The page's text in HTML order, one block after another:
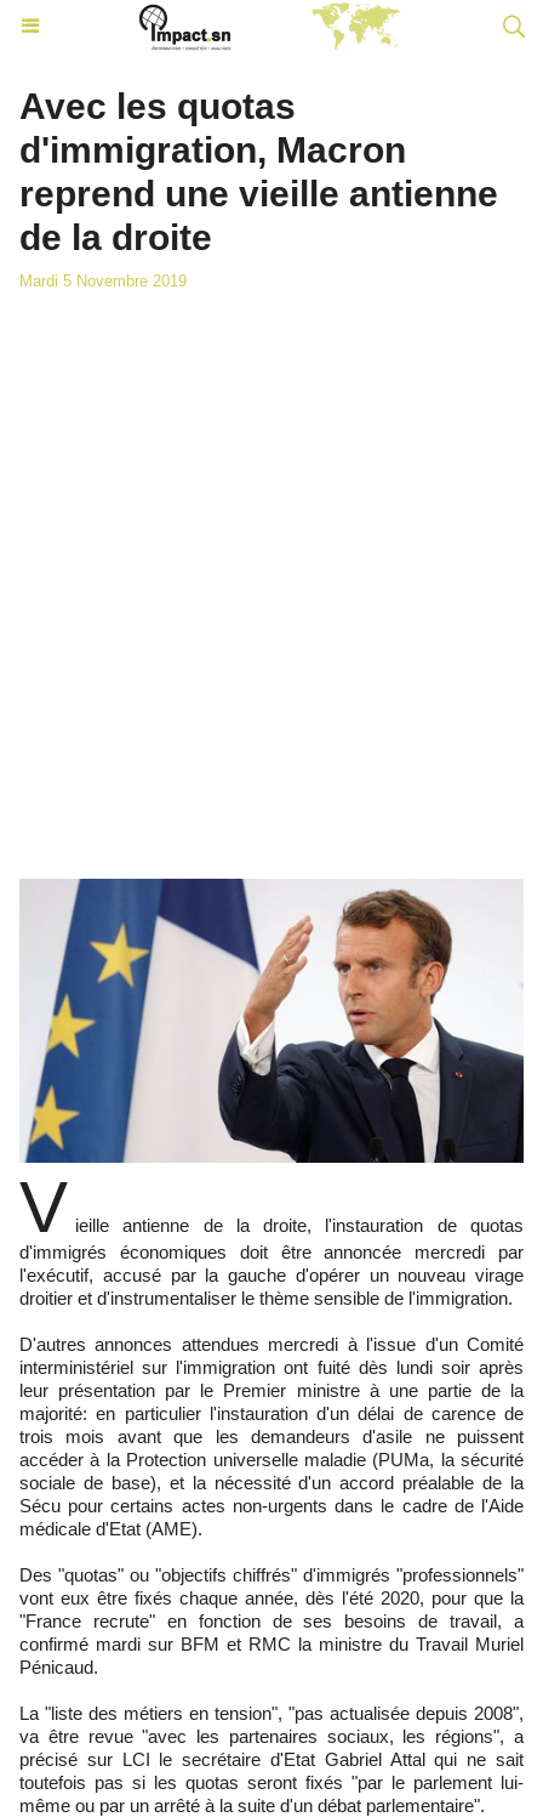
Avec les quotas
d'immigration, Macron
reprend une vieille antienne
de la droite
Mardi 5 Novembre 2019
V ieille antienne de la droite, l'instauration de quotas
d'immigrés économiques doit être annoncée mercredi par
l'exécutif, accusé par la gauche d'opérer un nouveau virage
droitier et d'instrumentaliser le thème sensible de l'immigration.
D'autres annonces attendues mercredi à l'issue d'un Comité
interministériel sur l'immigration ont fuité dès lundi soir après
leur présentation par le Premier ministre à une partie de la
majorité: en particulier l'instauration d'un délai de carence de
trois mois avant que les demandeurs d'asile ne puissent
accéder à la Protection universelle maladie (PUMa, la sécurité
sociale de base), et la nécessité d'un accord préalable de la
Sécu pour certains actes non-urgents dans le cadre de l'Aide
médicale d'Etat (AME).
Des "quotas" ou "objectifs chiffrés" d'immigrés "professionnels"
vont eux être fixés chaque année, dès l'été 2020, pour que la
"France recrute" en fonction de ses besoins de travail, a
confirmé mardi sur BFM et RMC la ministre du Travail Muriel
Pénicaud.
La "liste des métiers en tension", "pas actualisée depuis 2008",
va être revue "avec les partenaires sociaux, les régions", a
précisé sur LCI le secrétaire d'Etat Gabriel Attal qui ne sait
toutefois pas si les quotas seront fixés "par le parlement lui-
même ou par un arrêté à la suite d'un débat parlementaire".